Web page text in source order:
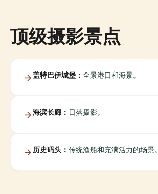
顶级摄影景点
盖特巴伊城堡： 全景港口和海景。
海滨长廊： 日落摄影。
历史码头： 传统渔船和充满活力的场景。